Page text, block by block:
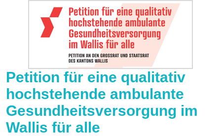
Petition für eine qualitativ
hochstehende ambulante
Gesundheitsversorgung im
Wallis für alle